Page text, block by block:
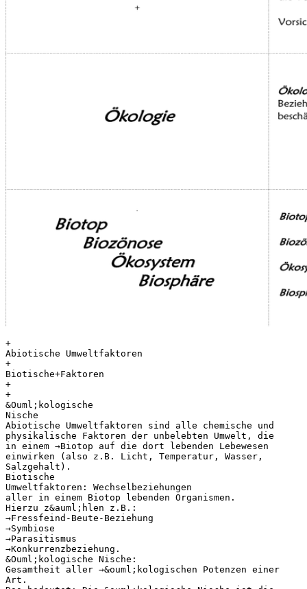
+
Abiotische Umweltfaktoren
+
Biotische+Faktoren
+
+
&Ouml;kologische
Nische
Abiotische Umweltfaktoren sind alle chemische und
physikalische Faktoren der unbelebten Umwelt, die
in einem →Biotop auf die dort lebenden Lebewesen
einwirken (also z.B. Licht, Temperatur, Wasser,
Salzgehalt).
Biotische
Umweltfaktoren: Wechselbeziehungen
aller in einem Biotop lebenden Organismen.
Hierzu z&auml;hlen z.B.:
→Fressfeind-Beute-Beziehung
→Symbiose
→Parasitismus
→Konkurrenzbeziehung.
&Ouml;kologische Nische:
Gesamtheit aller →&ouml;kologischen Potenzen einer
Art.